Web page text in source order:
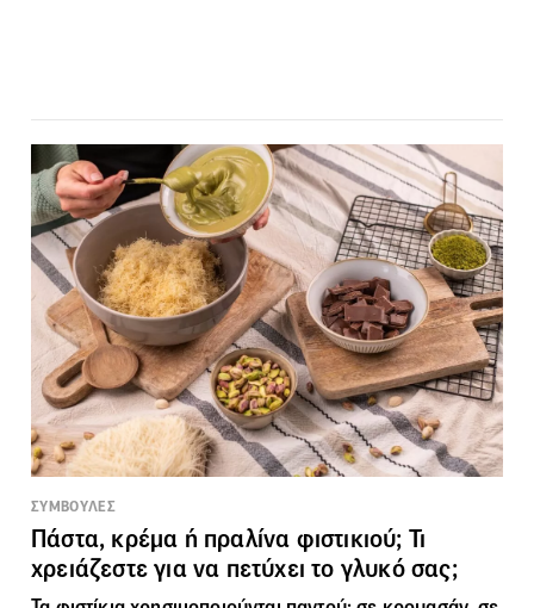
ΣΥΜΒΟΥΛΕΣ
Πάστα, κρέμα ή πραλίνα φιστικιού; Τι
χρειάζεστε για να πετύχει το γλυκό σας;